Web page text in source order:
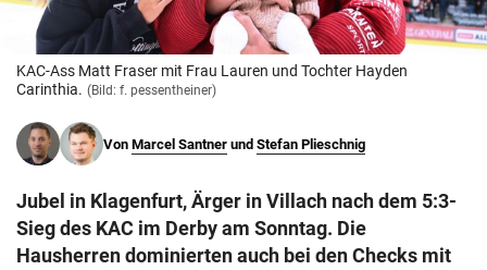
Muthgasse 2, 1190 Wien
KAC-Ass Matt Fraser mit Frau Lauren und Tochter Hayden
Carinthia. (Bild: f. pessentheiner)
Von Marcel Santner und Stefan Plieschnig
Jubel in Klagenfurt, Ärger in Villach nach dem 5:3-
Sieg des KAC im Derby am Sonntag. Die
Hausherren dominierten auch bei den Checks mit